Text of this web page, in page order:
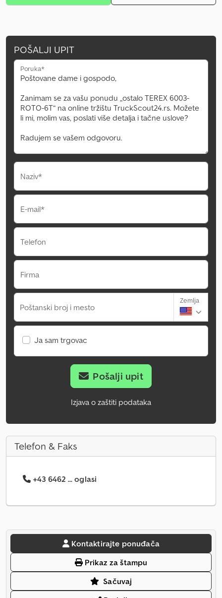
POŠALJI UPIT
Poruka*
Naziv*
E-mail*
Telefon
Firma
Poštanski broj i mesto
Zemlja
Ja sam trgovac
Pošalji upit
Izjava o zaštiti podataka
Telefon & Faks
+43 6462 ... oglasi
Kontaktirajte ponuđača
Prikaz za štampu
Sačuvaj